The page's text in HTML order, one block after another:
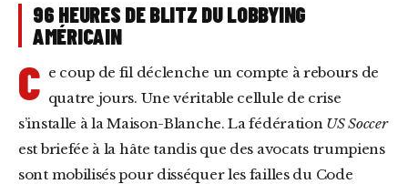
96 HEURES DE BLITZ DU LOBBYING
AMÉRICAIN
C e coup de fil déclenche un compte à rebours de
quatre jours. Une véritable cellule de crise
s’installe à la Maison-Blanche. La fédération US Soccer
est briefée à la hâte tandis que des avocats trumpiens
sont mobilisés pour disséquer les failles du Code